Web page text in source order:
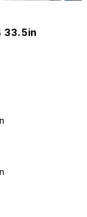
33.5in